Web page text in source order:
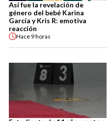
Así fue la revelación de
género del bebé Karina
García y Kris R: emotiva
reacción
Hace 9 horas